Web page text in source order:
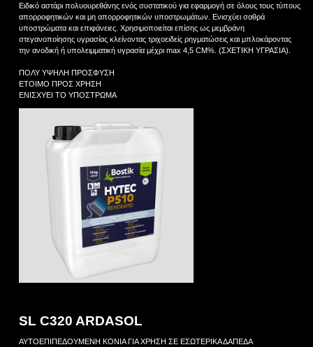
Ειδικό αστάρι πολυουρεθάνης ενός συστατικού για εφαρμογή σε όλους τους τύπους
απορροφητικών και μη απορροφητικών υποστρωμάτων. Ενισχύει σαθρά
υποστρώματα και επιφάνειες. Χρησιμοποιείται επίσης ως μεμβράνη
στεγανοποίησης υγρασίας κλείνοντας τριχοειδείς ρηγματώσεις και μπλοκάροντας
την ανοδική ή υπολειμματική υγρασία μέχρι max 4,5 CM%. (ΣΧΕΤΙΚΗ ΥΓΡΑΣΙΑ).
ΠΟΛΥ ΥΨΗΛΗ ΠΡΟΣΦΥΣΗ
ΕΤΟΙΜΟ ΠΡΟΣ ΧΡΗΣΗ
ΕΝΙΣΧΥΕΙ ΤΟ ΥΠΟΣΤΡΩΜΑ
SL C320 ARDASOL
ΑΥΤΟΕΠΙΠΕΔΟΥΜΕΝΗ ΚΟΝΙΑ ΓΙΑ ΧΡΗΣΗ ΣΕ ΕΣΩΤΕΡΙΚΑ ΔΑΠΕΔΑ